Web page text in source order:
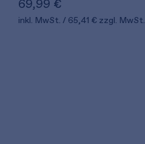
69,99 €
inkl. MwSt. 65,41 € zzgl. MwSt.